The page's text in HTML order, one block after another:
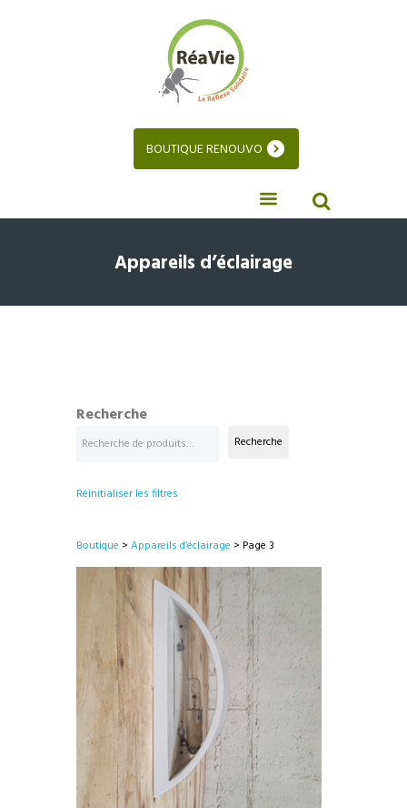
BOUTIQUE RENOUVO
Appareils d’éclairage
Recherche
Recherche
Réinitialiser les filtres
Boutique > Appareils d’éclairage > Page 3